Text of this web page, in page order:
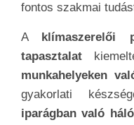
fontos szakmai
A klímaszerelői
tapasztalat
munkahelyeken
gyakorlati
iparágban való